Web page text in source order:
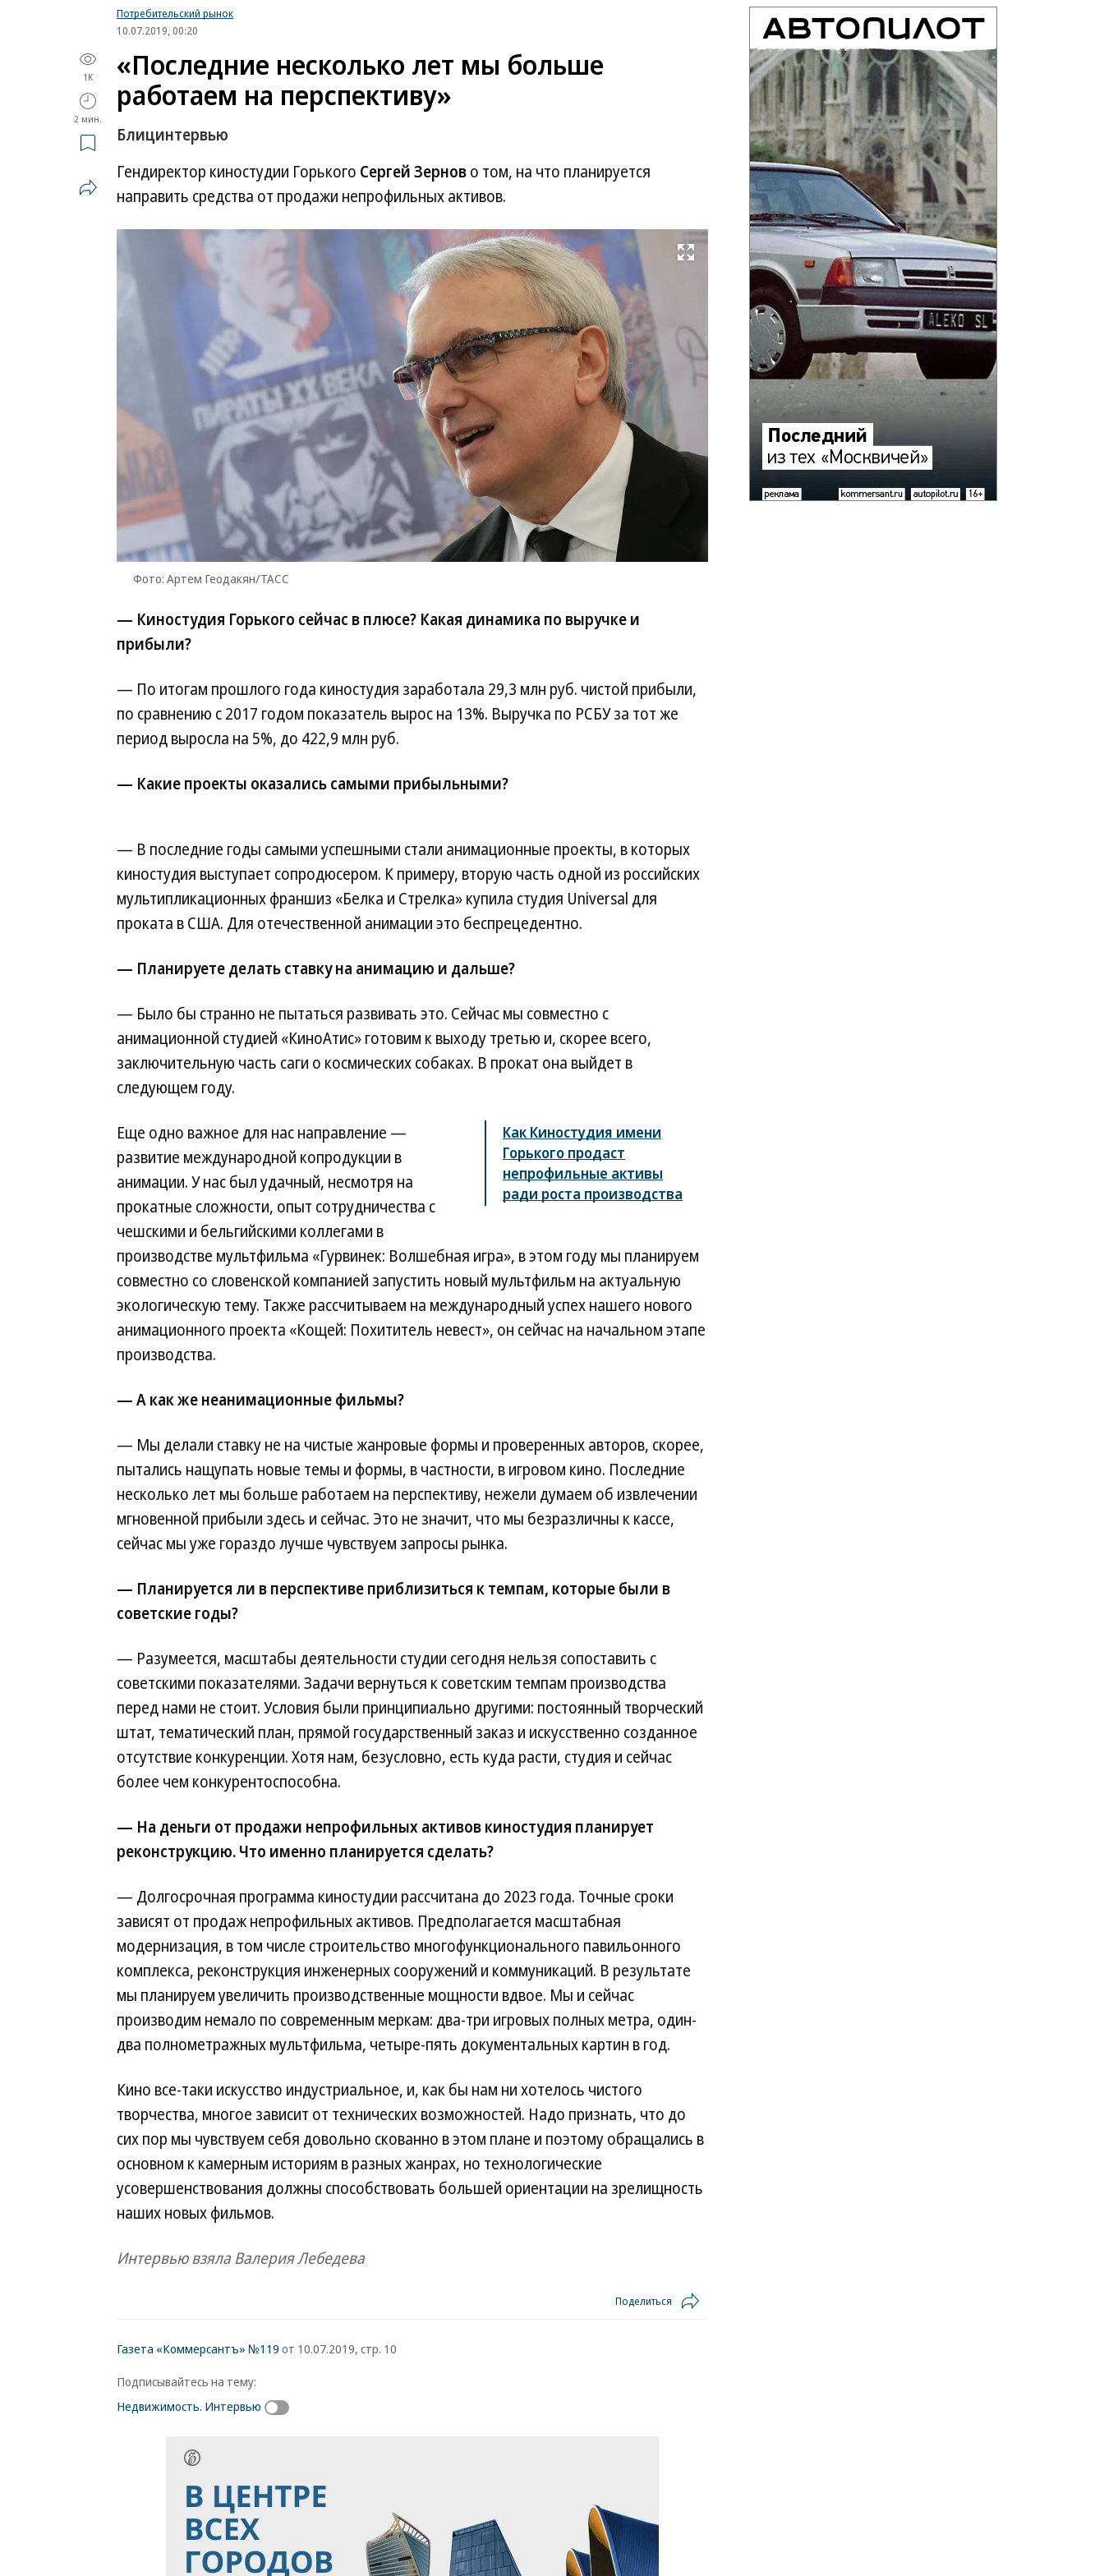
Потребительский рынок
10.07.2019, 00:20
1K
2 мин.
«Последние несколько лет мы больше
работаем на перспективу»
Блицинтервью
Гендиректор киностудии Горького Сергей Зерново том, на что планируется
направить средства от продажи непрофильных активов.
Развернуть на весь экран
Фото: Артем Геодакян/ТАСС
Фото:
Артем
Геодакян/
ТАСС
— Киностудия Горького сейчас в плюсе? Какая динамика по выручке и
прибыли?
— По итогам прошлого года киностудия заработала 29,3 млн руб. чистой прибыли,
по сравнению с 2017 годом показатель вырос на 13%. Выручка по РСБУ за тот же
период выросла на 5%, до 422,9 млн руб.
— Какие проекты оказались самыми прибыльными?
— В последние годы самыми успешными стали анимационные проекты, в которых
киностудия выступает сопродюсером. К примеру, вторую часть одной из российских
мультипликационных франшиз «Белка и Стрелка» купила студия Universal для
проката в США. Для отечественной анимации это беспрецедентно.
— Планируете делать ставку на анимацию и дальше?
— Было бы странно не пытаться развивать это. Сейчас мы совместно с
анимационной студией «КиноАтис» готовим к выходу третью и, скорее всего,
заключительную часть саги о космических собаках. В прокат она выйдет в
следующем году.
Как Киностудия имени
Горького продаст
непрофильные активы
ради роста производства
Еще одно важное для нас направление —
развитие международной копродукции в
анимации. У нас был удачный, несмотря на
прокатные сложности, опыт сотрудничества с
чешскими и бельгийскими коллегами в
производстве мультфильма «Гурвинек: Волшебная игра», в этом году мы планируем
совместно со словенской компанией запустить новый мультфильм на актуальную
экологическую тему. Также рассчитываем на международный успех нашего нового
анимационного проекта «Кощей: Похититель невест», он сейчас на начальном этапе
производства.
— А как же неанимационные фильмы?
— Мы делали ставку не на чистые жанровые формы и проверенных авторов, скорее,
пытались нащупать новые темы и формы, в частности, в игровом кино. Последние
несколько лет мы больше работаем на перспективу, нежели думаем об извлечении
мгновенной прибыли здесь и сейчас. Это не значит, что мы безразличны к кассе,
сейчас мы уже гораздо лучше чувствуем запросы рынка.
— Планируется ли в перспективе приблизиться к темпам, которые были в
советские годы?
— Разумеется, масштабы деятельности студии сегодня нельзя сопоставить с
советскими показателями. Задачи вернуться к советским темпам производства
перед нами не стоит. Условия были принципиально другими: постоянный творческий
штат, тематический план, прямой государственный заказ и искусственно созданное
отсутствие конкуренции. Хотя нам, безусловно, есть куда расти, студия и сейчас
более чем конкурентоспособна.
— На деньги от продажи непрофильных активов киностудия планирует
реконструкцию. Что именно планируется сделать?
— Долгосрочная программа киностудии рассчитана до 2023 года. Точные сроки
зависят от продаж непрофильных активов. Предполагается масштабная
модернизация, в том числе строительство многофункционального павильонного
комплекса, реконструкция инженерных сооружений и коммуникаций. В результате
мы планируем увеличить производственные мощности вдвое. Мы и сейчас
производим немало по современным меркам: два-три игровых полных метра, один-
два полнометражных мультфильма, четыре-пять документальных картин в год.
Кино все-таки искусство индустриальное, и, как бы нам ни хотелось чистого
творчества, многое зависит от технических возможностей. Надо признать, что до
сих пор мы чувствуем себя довольно скованно в этом плане и поэтому обращались в
основном к камерным историям в разных жанрах, но технологические
усовершенствования должны способствовать большей ориентации на зрелищность
наших новых фильмов.
Интервью взяла Валерия Лебедева
Поделиться
Газета «Коммерсантъ» №119 от 10.07.2019, стр. 10
Подписывайтесь на тему:
Недвижимость. Интервью